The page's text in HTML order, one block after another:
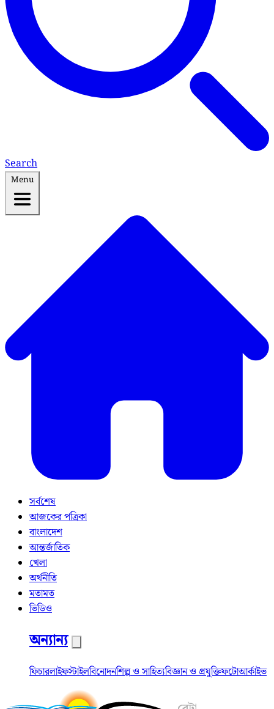
Search
Menu
সর্বশেষ
আজকের পত্রিকা
বাংলাদেশ
আন্তর্জাতিক
খেলা
অর্থনীতি
মতামত
ভিডিও
অন্যান্য
ফিচারলাইফস্টাইলবিনোদনশিল্প ও সাহিত্যবিজ্ঞান ও প্রযুক্তিফটোআর্কাইভ